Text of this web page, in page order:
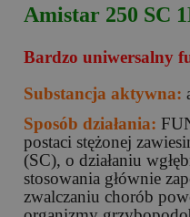
Amistar 250 SC
Bardzo uniwersalny
Substancja aktywna:
Sposób działania:
postaci stężonej
(SC), o działaniu
stosowania głównie
zwalczaniu chorób